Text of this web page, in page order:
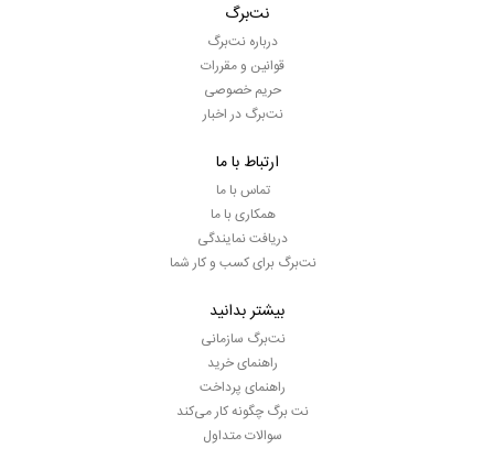
نت‌برگ
درباره نت‌برگ
قوانین و مقررات
حریم خصوصی
نت‌برگ در اخبار
ارتباط با ما
تماس با ما
همکاری با ما
دریافت نمایندگی
نت‌برگ برای کسب و کار شما
بیشتر بدانید
نت‌برگ سازمانی
راهنمای خرید
راهنمای پرداخت
نت برگ چگونه کار می‌کند
سوالات متداول